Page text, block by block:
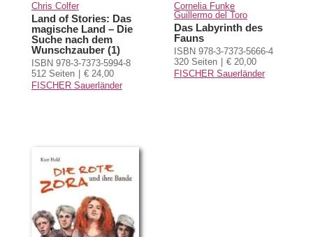
Chris Colfer
Land of Stories: Das
magische Land – Die
Suche nach dem
Wunschzauber (1)
ISBN 978-3-7373-5994-8
512 Seiten
€ 24,00
FISCHER Sauerländer
Cornelia Funke
Guillermo del Toro
Das Labyrinth des
Fauns
ISBN 978-3-7373-5666-4
320 Seiten
€ 20,00
FISCHER Sauerländer